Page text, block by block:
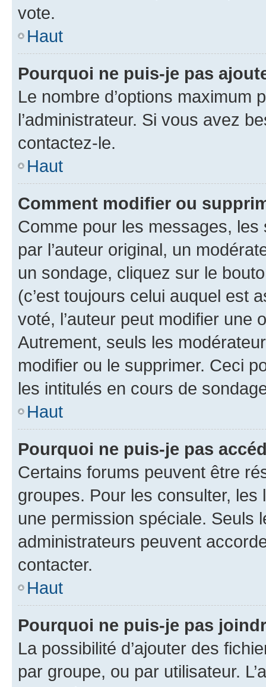
vote.
Haut
Pourquoi ne puis-je pas
Le nombre d’options maximum
l’administrateur. Si vous avez
contactez-le.
Haut
Comment modifier ou
Comme pour les messages,
par l’auteur original, un
un sondage, cliquez sur le
(c’est toujours celui auquel est
voté, l’auteur peut modifier une
Autrement, seuls les
modifier ou le supprimer. Ceci
les intitulés en cours de
Haut
Pourquoi ne puis-je pas
Certains forums peuvent être
groupes. Pour les consulter,
une permission spéciale. Seuls
administrateurs peuvent
contacter.
Haut
Pourquoi ne puis-je pas
La possibilité d’ajouter des
par groupe, ou par utilisateur.